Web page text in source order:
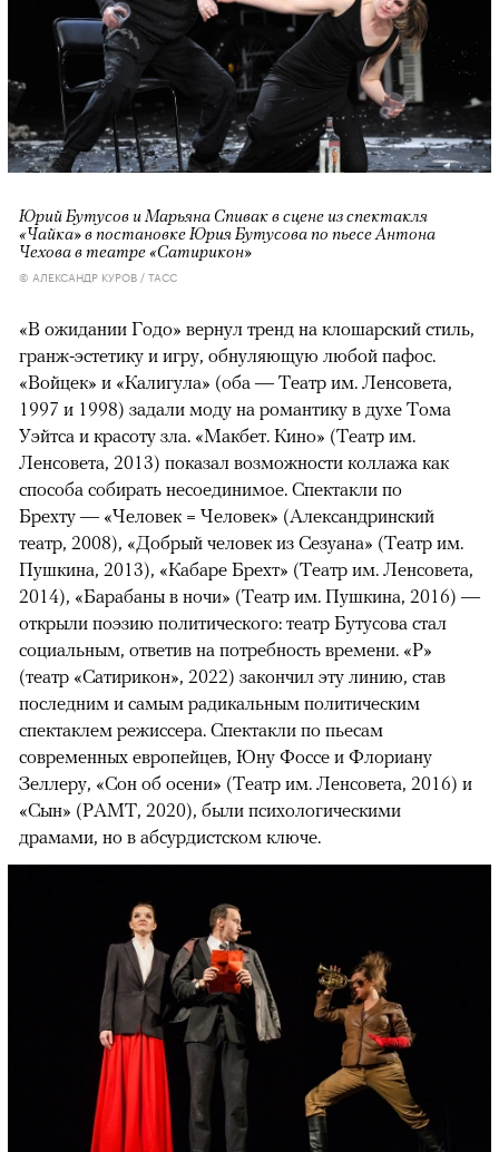
Юрий Бутусов и Марьяна Спивак в сцене из спектакля
«Чайка» в постановке Юрия Бутусова по пьесе Антона
Чехова в театре «Сатирикон»
© АЛЕКСАНДР КУРОВ / ТАСС
«В ожидании Годо» вернул тренд на клошарский стиль,
гранж-эстетику и игру, обнуляющую любой пафос.
«Войцек» и «Калигула» (оба — Театр им. Ленсовета,
1997 и 1998) задали моду на романтику в духе Тома
Уэйтса и красоту зла. «Макбет. Кино» (Театр им.
Ленсовета, 2013) показал возможности коллажа как
способа собирать несоединимое. Спектакли по
Брехту — «Человек = Человек» (Александринский
театр, 2008), «Добрый человек из Сезуана» (Театр им.
Пушкина, 2013), «Кабаре Брехт» (Театр им. Ленсовета,
2014), «Барабаны в ночи» (Театр им. Пушкина, 2016) —
открыли поэзию политического: театр Бутусова стал
социальным, ответив на потребность времени. «Р»
(театр «Сатирикон», 2022) закончил эту линию, став
последним и самым радикальным политическим
спектаклем режиссера. Спектакли по пьесам
современных европейцев, Юну Фоссе и Флориану
Зеллеру, «Сон об осени» (Театр им. Ленсовета, 2016) и
«Сын» (РАМТ, 2020), были психологическими
драмами, но в абсурдистском ключе.